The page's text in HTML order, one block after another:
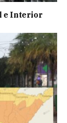
e Interior